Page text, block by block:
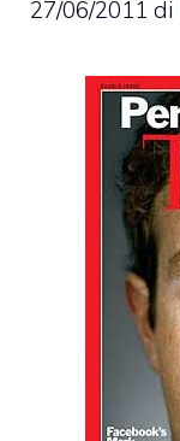
27/06/2011 di